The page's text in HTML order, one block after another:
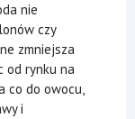
nie
czy
zmniejsza
od rynku na
co do owocu,
i